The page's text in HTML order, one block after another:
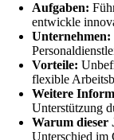
Aufgaben:
entwickle
Unternehmen:
Vorteile:
flexible
Weitere
Unterstützung
Warum dieser
Unterschied im